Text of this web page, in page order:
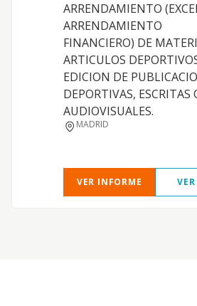
ARRENDAMIENTO
ARRENDAMIENTO
FINANCIERO) DE
ARTICULOS
EDICION DE
DEPORTIVAS, ESCRITAS
AUDIOVISUALES.
MADRID
VER INFORME